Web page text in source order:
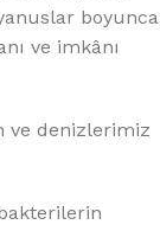
boyunca
ve imkânı
ve denizlerimiz